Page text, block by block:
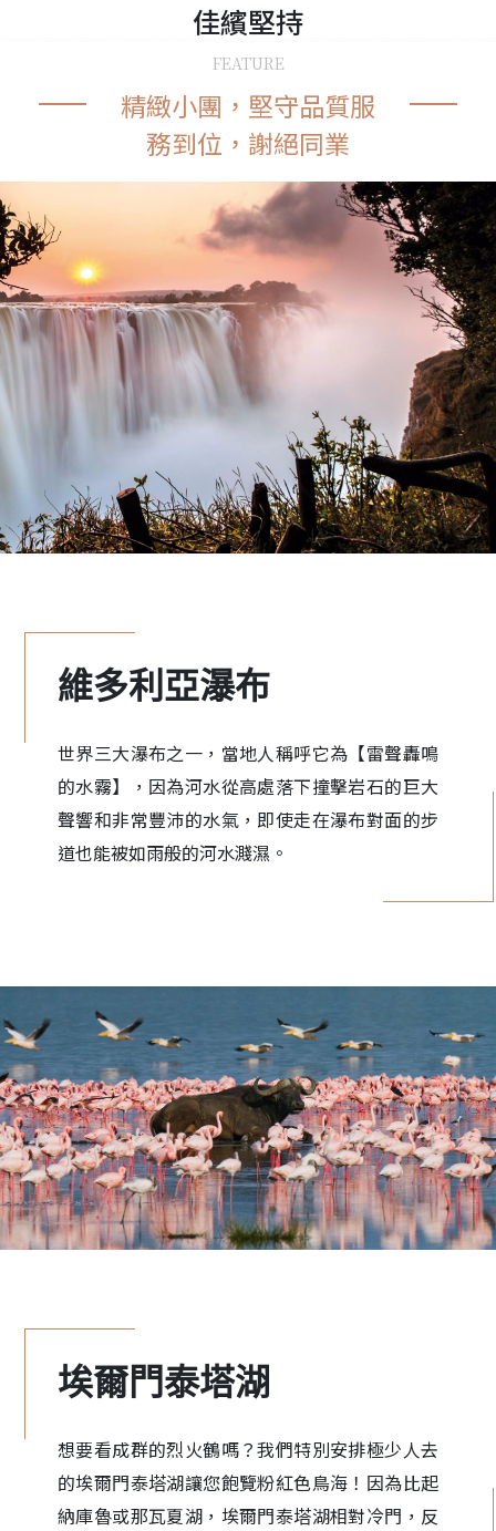
佳繽堅持
FEATURE
精緻小團，堅守品質服
務到位，謝絕同業
維多利亞瀑布
世界三大瀑布之一，當地人稱呼它為【雷聲轟鳴
的水霧】，因為河水從高處落下撞擊岩石的巨大
聲響和非常豐沛的水氣，即使走在瀑布對面的步
道也能被如雨般的河水濺濕。
埃爾門泰塔湖
想要看成群的烈火鶴嗎？我們特別安排極少人去
的埃爾門泰塔湖讓您飽覽粉紅色鳥海！因為比起
納庫魯或那瓦夏湖，埃爾門泰塔湖相對冷門，反